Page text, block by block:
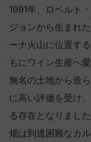
1991年、ロベルト
ジョンから生まれ
ーナ火山に位置す
もにワイン生産へ
無名の土地から造
に高い評価を受け
る存在となりました
畑は到達困難なカ